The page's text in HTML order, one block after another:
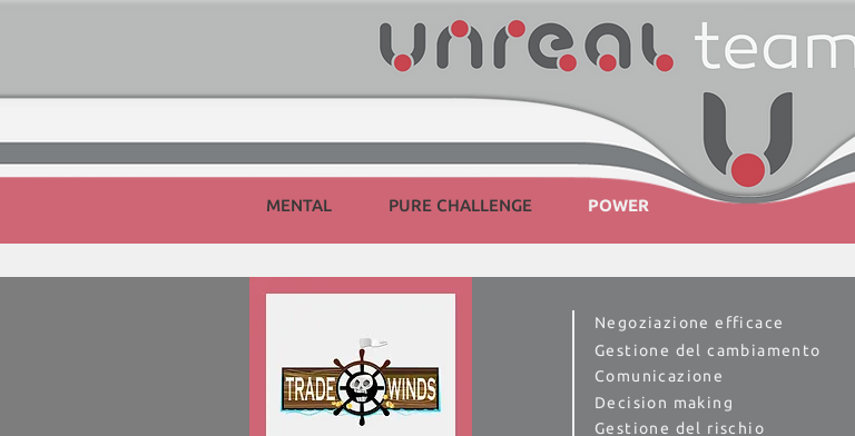
MENTAL PURE CHALLENGE POWER
Negoziazione efficace
Gestione del cambiamento
Comunicazione
Decision making
Gestione del rischio